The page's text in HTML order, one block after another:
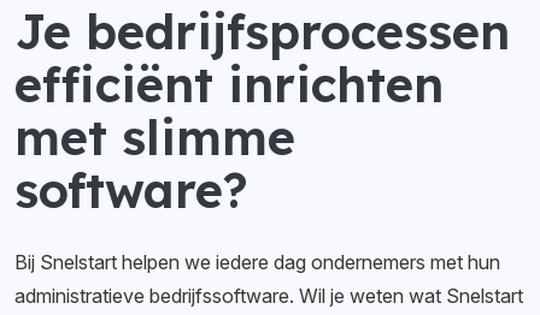
Je bedrijfsprocessen
efficiënt inrichten
met slimme
software?
Bij Snelstart helpen we iedere dag ondernemers met hun
administratieve bedrijfssoftware. Wil je weten wat Snelstart